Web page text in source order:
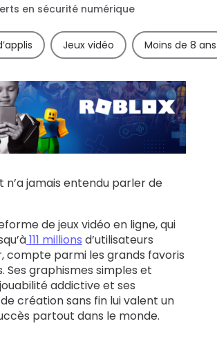
en sécurité numérique
Jeux vidéo Moins de 8 ans
n’a jamais entendu parler de
de jeux vidéo en ligne, qui
111 millions d’utilisateurs
compte parmi les grands favoris
Ses graphismes simples et
addictive et ses
création sans fin lui valent un
partout dans le monde.